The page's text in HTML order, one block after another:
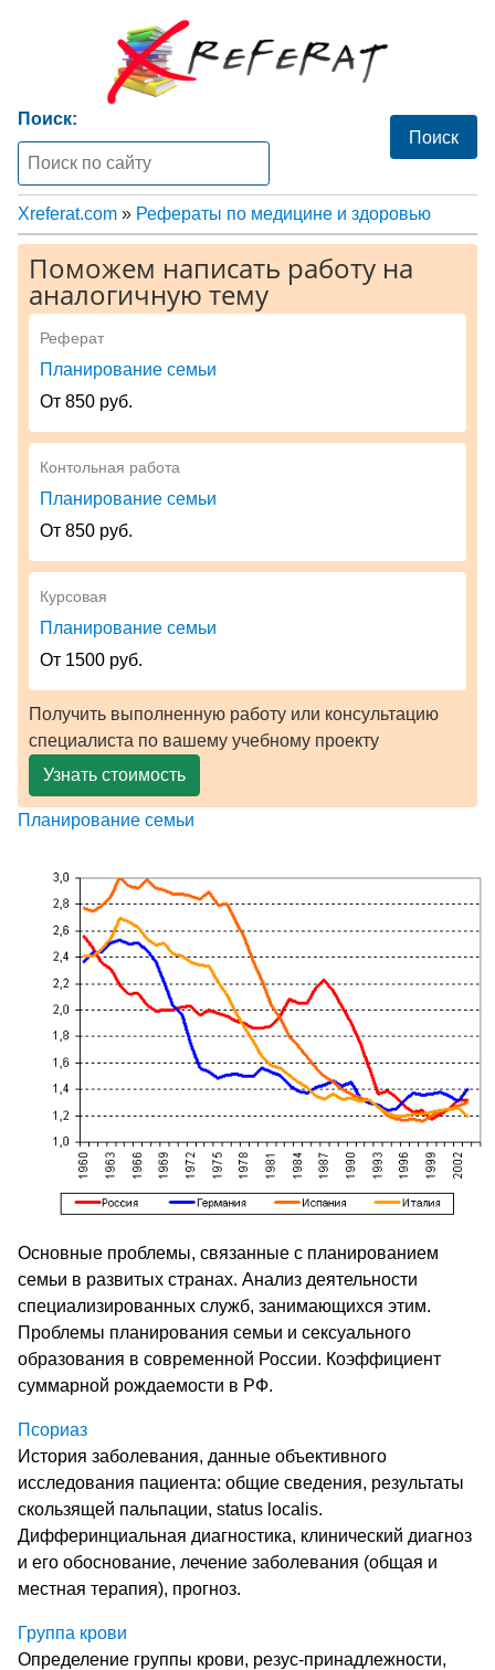
Поиск:
Xreferat.com » Рефераты по медицине и здоровью
Поможем написать работу на
аналогичную тему
Реферат
Планирование семьи
От 850 руб.
Контольная работа
Планирование семьи
От 850 руб.
Курсовая
Планирование семьи
От 1500 руб.
Получить выполненную работу или консультацию
специалиста по вашему учебному проекту
Узнать стоимость
Планирование семьи
Основные проблемы, связанные с планированием
семьи в развитых странах. Анализ деятельности
специализированных служб, занимающихся этим.
Проблемы планирования семьи и сексуального
образования в современной России. Коэффициент
суммарной рождаемости в РФ.
Псориаз
История заболевания, данные объективного
исследования пациента: общие сведения, результаты
скользящей пальпации, status localis.
Дифферинциальная диагностика, клинический диагноз
и его обоснование, лечение заболевания (общая и
местная терапия), прогноз.
Группа крови
Определение группы крови, резус-принадлежности,